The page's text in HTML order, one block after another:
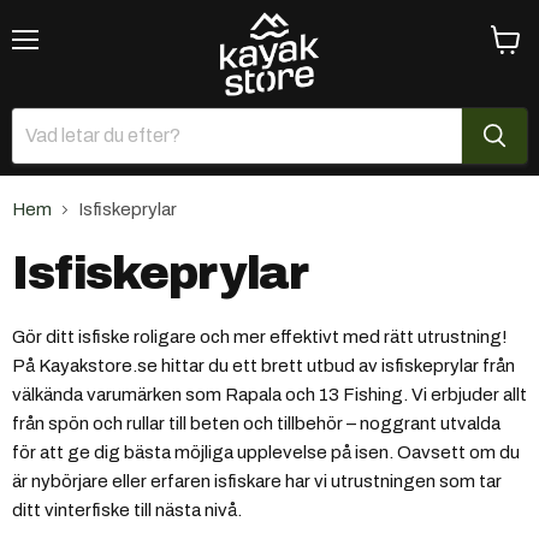
Hem Isfiskeprylar
Isfiskeprylar
Gör ditt isfiske roligare och mer effektivt med rätt utrustning!
På Kayakstore.se hittar du ett brett utbud av isfiskeprylar från
välkända varumärken som Rapala och 13 Fishing. Vi erbjuder allt
från spön och rullar till beten och tillbehör – noggrant utvalda
för att ge dig bästa möjliga upplevelse på isen. Oavsett om du
är nybörjare eller erfaren isfiskare har vi utrustningen som tar
ditt vinterfiske till nästa nivå.